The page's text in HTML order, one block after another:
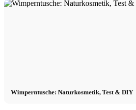
Wimperntusche: Naturkosmetik, Test & DIY